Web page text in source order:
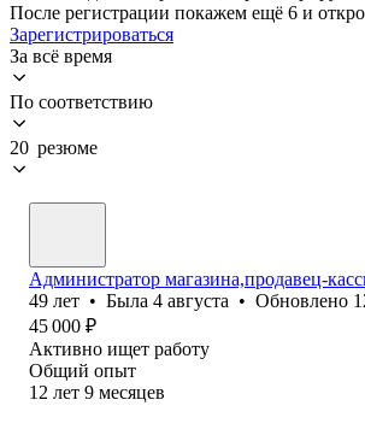
После регистрации покажем ещё 6 и
Зарегистрироваться
За всё время
По соответствию
20 резюме
Администратор магазина,продавец-
49 лет • Была 4 августа • Обновлено
45 000 ₽
Активно ищет работу
Общий опыт
12 лет 9 месяцев